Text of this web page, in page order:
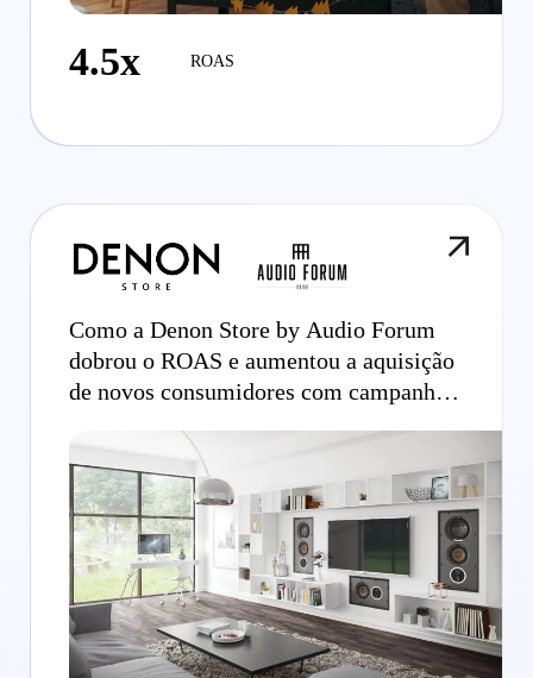
4.5x ROAS
Como a Denon Store by Audio Forum
dobrou o ROAS e aumentou a aquisição
de novos consumidores com campanhas